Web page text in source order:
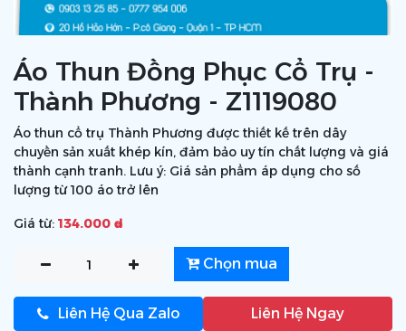
Áo Thun Đồng Phục Cổ Trụ -
Thành Phương - Z1119080
Áo thun cổ trụ Thành Phương được thiết kế trên dây
chuyền sản xuất khép kín, đảm bảo uy tín chất lượng và giá
thành cạnh tranh. Lưu ý: Giá sản phẩm áp dụng cho số
lượng từ 100 áo trở lên
Giá từ: 134.000 ₫
Chọn mua
Liên Hệ Qua Zalo Liên Hệ Ngay